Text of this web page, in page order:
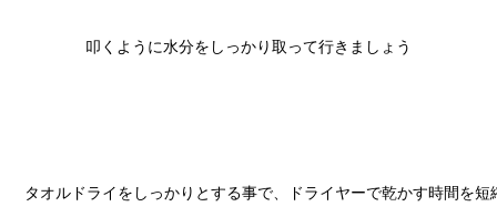
叩くように水分をしっかり取って行きましょう
タオルドライをしっかりとする事で、ドライヤーで乾かす時間を短